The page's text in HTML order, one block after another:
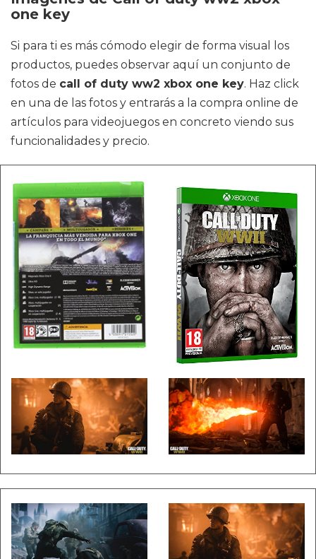
one key
Si para ti es más cómodo elegir de forma visual los
productos, puedes observar aquí un conjunto de
fotos de call of duty ww2 xbox one key. Haz click
en una de las fotos y entrarás a la compra online de
artículos para videojuegos en concreto viendo sus
funcionalidades y precio.